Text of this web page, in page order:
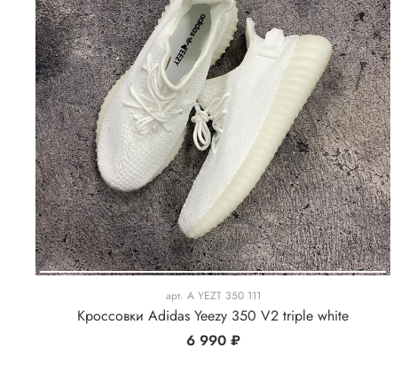
арт. A YEZT 350 111
Кроссовки Adidas Yeezy 350 V2 triple white
6 990 ₽